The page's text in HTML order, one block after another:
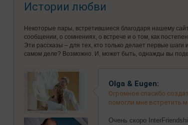
Истории любви
Некоторые пары, встретившиеся благодаря нашему
сообщении, о сомнениях, о встрече и о том, как
Эти рассказы – для тех, кто только делает первые
самом деле? Возможно. И, может быть, однажды вы
Olga & Eugen:
Огромное спасибо
помогли мне встретить
Очень скоро